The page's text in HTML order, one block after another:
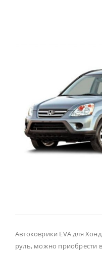
Автоковрики EVA для
руль, можно приобрести